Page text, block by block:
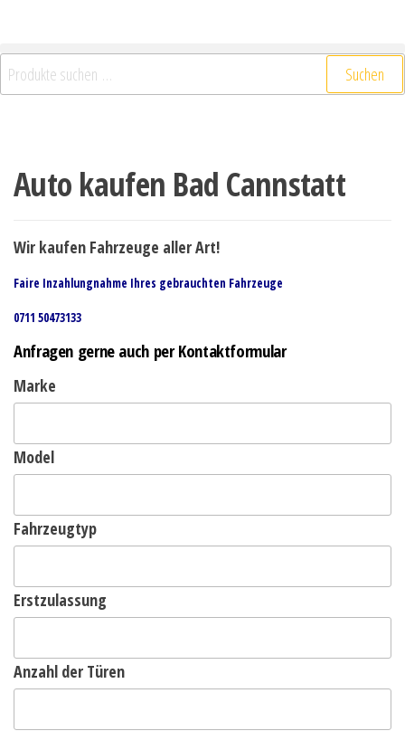
Suchen
Auto kaufen Bad Cannstatt
Wir kaufen Fahrzeuge aller Art!
Faire Inzahlungnahme Ihres gebrauchten Fahrzeuge
0711 50473133
Anfragen gerne auch per Kontaktformular
Marke
Model
Fahrzeugtyp
Erstzulassung
Anzahl der Türen